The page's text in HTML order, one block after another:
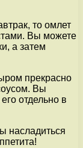
то омлет
Вы можете
а затем
прекрасно
Вы
отдельно в
насладиться